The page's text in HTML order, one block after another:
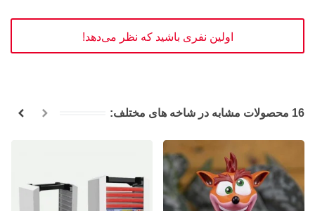
اولین نفری باشید که نظر می‌دهد!
16 محصولات مشابه در شاخه های مختلف: